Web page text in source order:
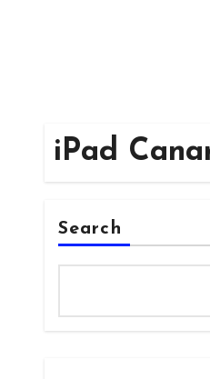
iPad
Search